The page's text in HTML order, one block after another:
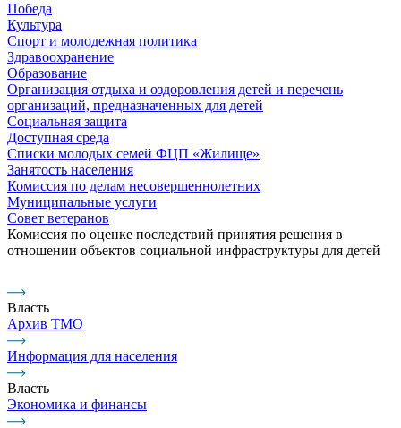
Победа
Культура
Спорт и молодежная политика
Здравоохранение
Образование
Организация отдыха и оздоровления детей и перечень
организаций, предназначенных для детей
Социальная защита
Доступная среда
Списки молодых семей ФЦП «Жилище»
Занятость населения
Комиссия по делам несовершеннолетних
Муниципальные услуги
Совет ветеранов
Комиссия по оценке последствий принятия решения в
отношении объектов социальной инфраструктуры для детей
Власть
Архив ТМО
Информация для населения
Власть
Экономика и финансы